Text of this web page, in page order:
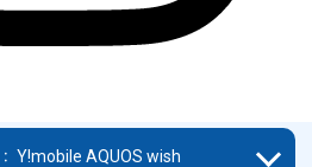
Y!mobile AQUOS wish